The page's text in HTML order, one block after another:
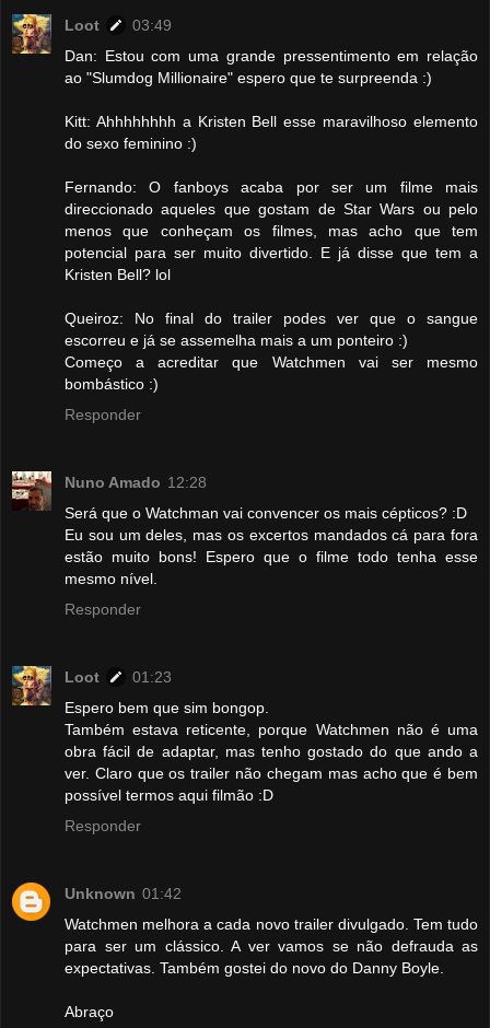
Loot
03:49
Dan: Estou com uma grande pressentimento em relação
ao "Slumdog Millionaire" espero que te surpreenda :)
Kitt: Ahhhhhhhh a Kristen Bell esse maravilhoso elemento
do sexo feminino :)
Fernando: O fanboys acaba por ser um filme mais
direccionado aqueles que gostam de Star Wars ou pelo
menos que conheçam os filmes, mas acho que tem
potencial para ser muito divertido. E já disse que tem a
Kristen Bell? lol
Queiroz: No final do trailer podes ver que o sangue
escorreu e já se assemelha mais a um ponteiro :)
Começo a acreditar que Watchmen vai ser mesmo
bombástico :)
Responder
Nuno Amado 12:28
Será que o Watchman vai convencer os mais cépticos? :D
Eu sou um deles, mas os excertos mandados cá para fora
estão muito bons! Espero que o filme todo tenha esse
mesmo nível.
Responder
Loot
01:23
Espero bem que sim bongop.
Também estava reticente, porque Watchmen não é uma
obra fácil de adaptar, mas tenho gostado do que ando a
ver. Claro que os trailer não chegam mas acho que é bem
possível termos aqui filmão :D
Responder
Unknown 01:42
Watchmen melhora a cada novo trailer divulgado. Tem tudo
para ser um clássico. A ver vamos se não defrauda as
expectativas. Também gostei do novo do Danny Boyle.
Abraço